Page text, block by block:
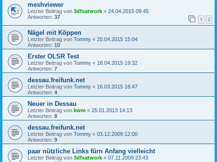
meshviewer
Letzter Beitrag von 3dfxatwork « 24.04.2015 09:45
Antworten: 37 1 2
Nägel mit Köppen
Letzter Beitrag von Tommy « 20.04.2015 15:04
Antworten: 10
Erster OLSR Test
Letzter Beitrag von Tommy « 18.04.2015 19:32
Antworten: 7
dessau.freifunk.net
Letzter Beitrag von Tommy « 16.03.2015 16:47
Antworten: 4
Neuer in Dessau
Letzter Beitrag von kwm « 25.01.2013 14:13
Antworten: 8
dessau.freifunk.net
Letzter Beitrag von Tommy « 03.12.2009 12:00
Antworten: 9
paar nützliche Links fürn Anfang vielleicht
Letzter Beitrag von 3dfxatwork « 07.11.2009 23:43